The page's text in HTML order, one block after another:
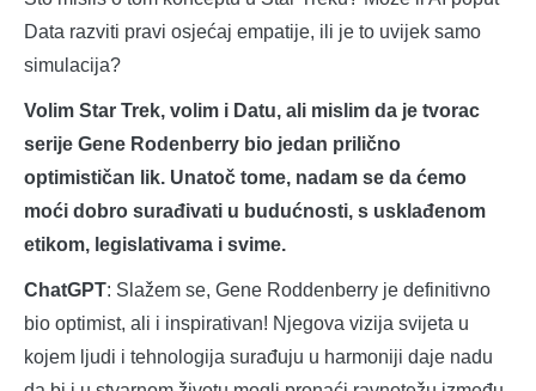
Data razviti pravi osjećaj empatije, ili je to uvijek samo
simulacija?
Volim Star Trek, volim i Datu, ali mislim da je tvorac
serije Gene Rodenberry bio jedan prilično
optimističan lik. Unatoč tome, nadam se da ćemo
moći dobro surađivati u budućnosti, s usklađenom
etikom, legislativama i svime.
ChatGPT: Slažem se, Gene Roddenberry je definitivno
bio optimist, ali i inspirativan! Njegova vizija svijeta u
kojem ljudi i tehnologija surađuju u harmoniji daje nadu